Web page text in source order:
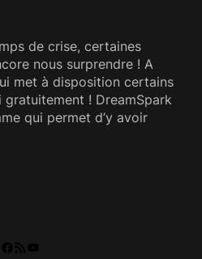
de crise, certaines
nous surprendre ! A
met à disposition certains
! DreamSpark
qui permet d’y avoir